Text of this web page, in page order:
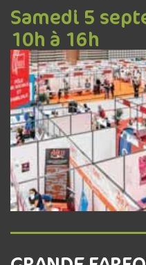
Samedi 5
10h à 16h